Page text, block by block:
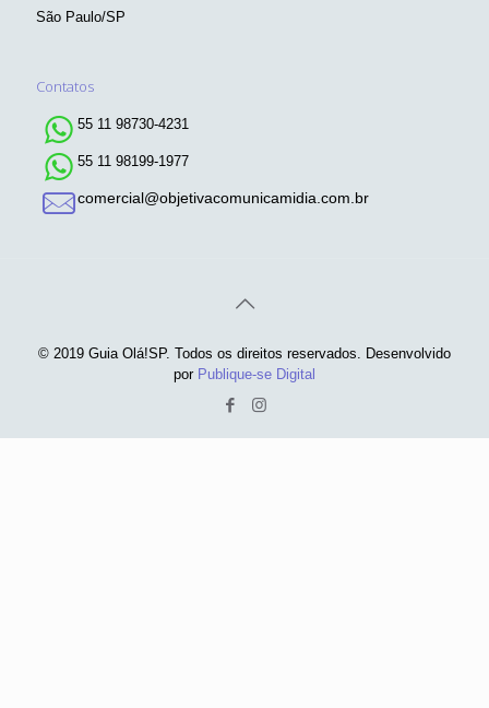
São Paulo/SP
Contatos
55 11 98730-4231
55 11 98199-1977
comercial@objetivacomunicamidia.com.br
© 2019 Guia Olá!SP. Todos os direitos reservados. Desenvolvido
por Publique-se Digital